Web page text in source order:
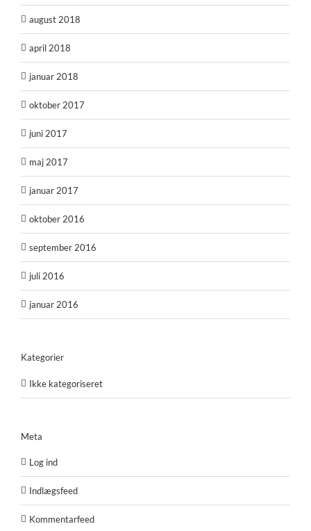
august 2018
april 2018
januar 2018
oktober 2017
juni 2017
maj 2017
januar 2017
oktober 2016
september 2016
juli 2016
januar 2016
Kategorier
Ikke kategoriseret
Meta
Log ind
Indlægsfeed
Kommentarfeed